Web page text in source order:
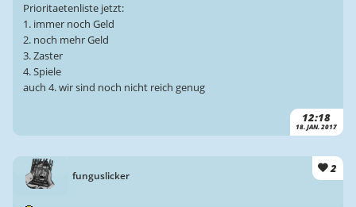
12:18
18. JAN. 2017
Prioritaetenliste jetzt:
1. immer noch Geld
2. noch mehr Geld
3. Zaster
4. Spiele
auch 4. wir sind noch nicht reich genug
funguslicker
2